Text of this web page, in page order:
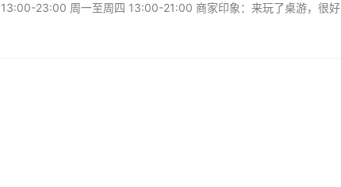
23:00 周一至周四 13:00-21:00 商家印象：来玩了桌游，很好